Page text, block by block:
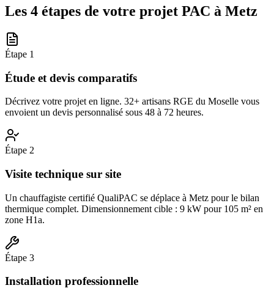
Les 4 étapes de votre projet PAC à Metz
Étape 1
Étude et devis comparatifs
Décrivez votre projet en ligne. 32+ artisans RGE du Moselle vous
envoient un devis personnalisé sous 48 à 72 heures.
Étape 2
Visite technique sur site
Un chauffagiste certifié QualiPAC se déplace à Metz pour le bilan
thermique complet. Dimensionnement cible : 9 kW pour 105 m² en
zone H1a.
Étape 3
Installation professionnelle